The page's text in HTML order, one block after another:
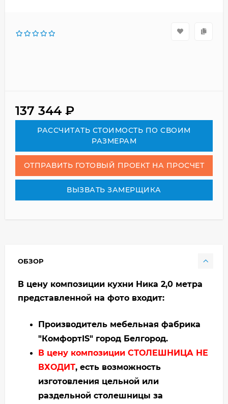
137 344 ₽
РАСCЧИТАТЬ СТОИМОСТЬ ПО СВОИМ
РАЗМЕРАМ
ОТПРАВИТЬ ГОТОВЫЙ ПРОЕКТ НА ПРОСЧЕТ
ВЫЗВАТЬ ЗАМЕРЩИКА
ОБЗОР
В цену композиции кухни Ника 2,0 метра
представленной на фото входит:
Производитель мебельная фабрика
"КомфортIS" город Белгород.
В цену композиции СТОЛЕШНИЦА НЕ
ВХОДИТ, есть возможность
изготовления цельной или
раздельной столешницы за